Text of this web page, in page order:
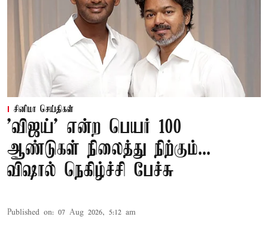
சினிமா செய்திகள்
'விஜய்' என்ற பெயர் 100
ஆண்டுகள் நிலைத்து நிற்கும்...
விஷால் நெகிழ்ச்சி பேச்சு
Published on: 07 Aug 2026, 5:12 am